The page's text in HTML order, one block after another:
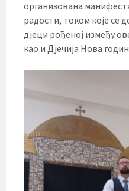
организована
радости, током које се
дјеци рођеној између
као и Дјечија Нова